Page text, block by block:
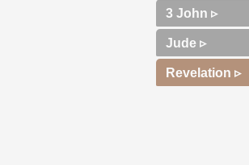
3 John ▹
Jude ▹
Revelation ▹